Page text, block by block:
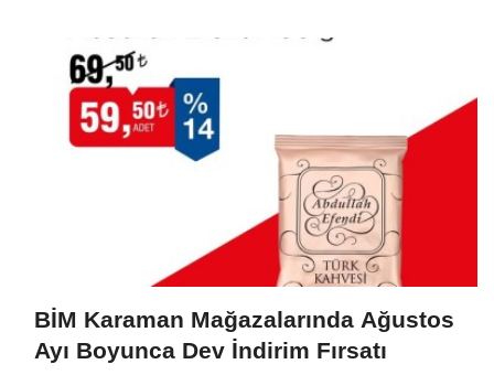
BİM Karaman Mağazalarında Ağustos
Ayı Boyunca Dev İndirim Fırsatı